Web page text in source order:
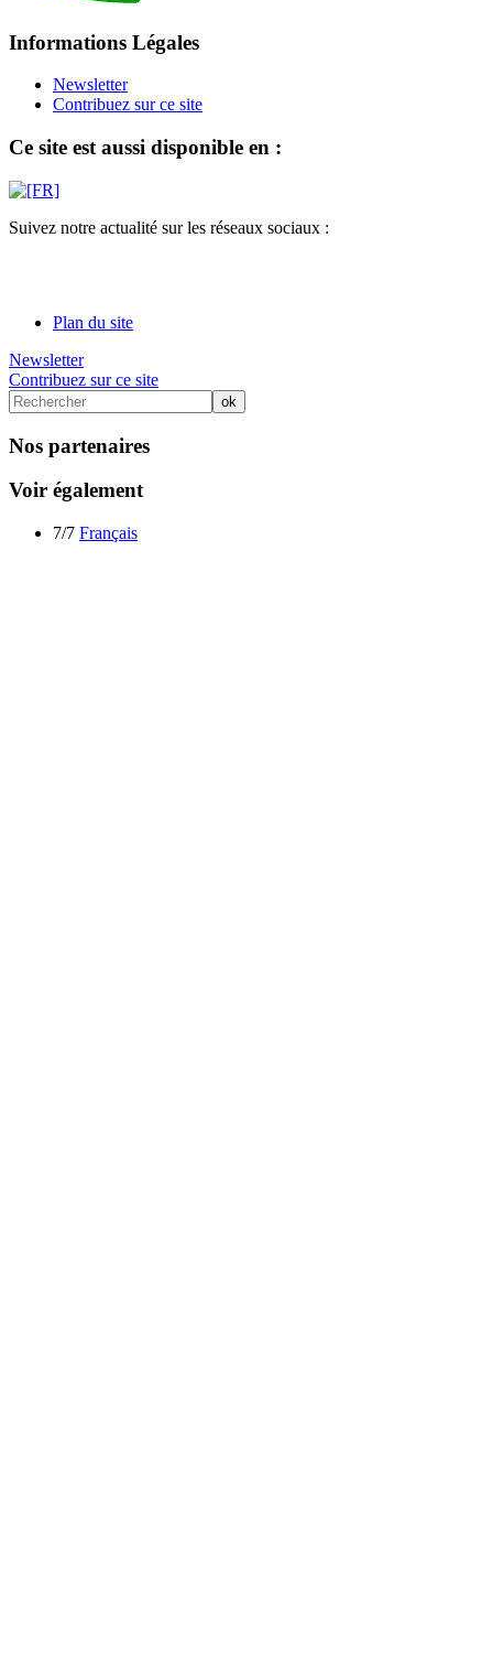
Informations Légales
Newsletter
Contribuez sur ce site
Ce site est aussi disponible en :
Suivez notre actualité sur les réseaux sociaux :
Plan du site
Newsletter
Contribuez sur ce site
Nos partenaires
Voir également
7/7 Français